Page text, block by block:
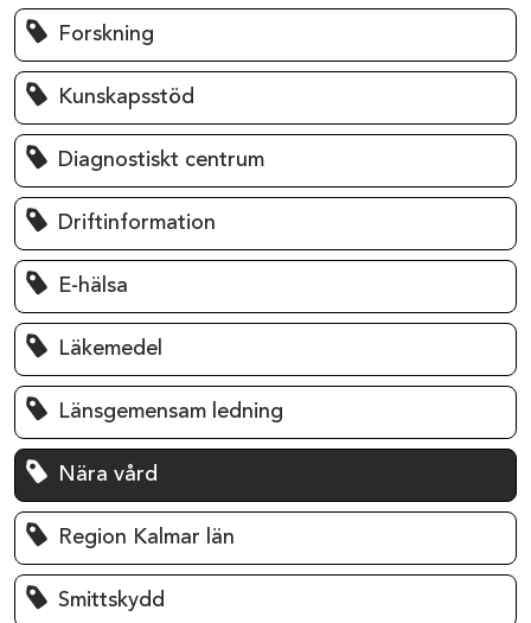
Forskning
Kunskapsstöd
Diagnostiskt centrum
Driftinformation
E-hälsa
Läkemedel
Länsgemensam ledning
Nära vård
Region Kalmar län
Smittskydd